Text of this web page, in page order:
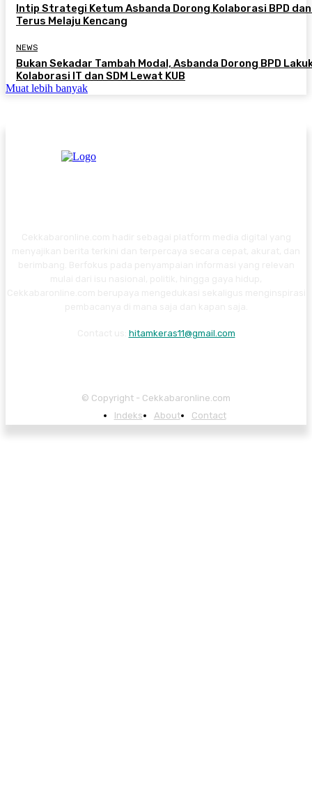
Intip Strategi Ketum Asbanda Dorong Kolaborasi BPD dan
Terus Melaju Kencang
NEWS
Bukan Sekadar Tambah Modal, Asbanda Dorong BPD
Kolaborasi IT dan SDM Lewat KUB
Muat lebih banyak
hitamkeras11@gmail.com
© Copyright - Cekkabaronline.com
Indeks
About Contact